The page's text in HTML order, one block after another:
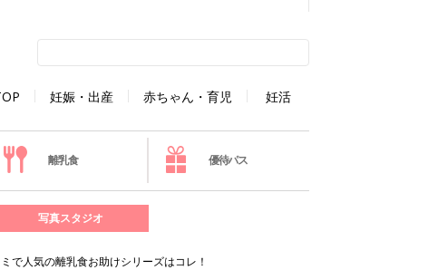
妊娠・出産 赤ちゃん・育児 妊活
離乳食 優待パス
写真スタジオ
で人気の離乳食お助けシリーズはコレ！